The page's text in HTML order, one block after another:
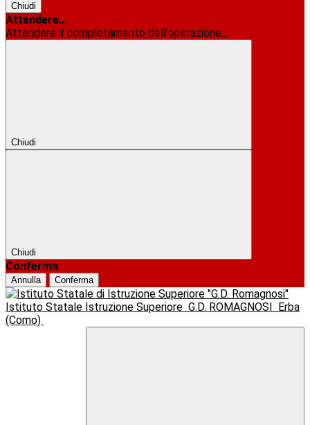
Chiudi
Attendere...
Attendere il completamento dell'operazione...
Chiudi
Chiudi
Conferma
Annulla Conferma
Istituto Statale Istruzione Superiore G.D. ROMAGNOSI
Erba
(Como)